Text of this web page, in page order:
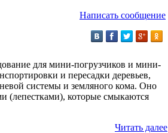
Написать сообщение
для мини-погрузчиков и мини-
и пересадки деревьев,
системы и земляного кома. Оно
(лепестками), которые смыкаются
Читать далее